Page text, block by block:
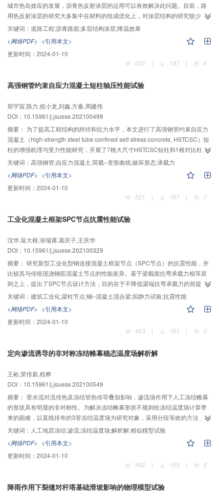
好地应用于洪水演进过程的模拟预警及灾情评估，为洪水灾害管理决策提供技
术支撑。
城市热岛效应的发展，沥青热反射涂层的运用可以有效解决此问题。目前，路
用热反射涂层的研究大多集中在材料的组成优化上，对涂层结构的研究较少，
受单层结构涂层的限制，沥青热反射涂层降温性能发展面临着持续的挑战。针
对此问题，本文提出了一种由反射涂层、辐射涂层和隔热涂层组成的３层结构
降温涂层，用于沥青路面上可有效降低路面温度。通过室内降温试验研究了多
层结构降温涂层中组成材料的最佳掺量和各涂层的最佳用量，并研究了多层降
温涂层的结构组合形式。试验结果表明：钛白粉、中空玻璃微珠和远红外陶瓷
佳用量分别为0.6、0.3和0.3 kg/m2；着色颜料的加入会降低涂层的降温效果；
增添辐射层增加涂层降温达3.70 ℃，在反射涂层下增添隔热层可以增加涂层内
部降温达1.10 ℃，其中，3层结构降温涂层以反射层作为表面层、辐射层作为
中间层、隔热层作为底层的组合形式降温效果最佳，表面和内部降温幅度可达
10.45和9.22 ℃。与单层热反射涂层相比，多层结构降温涂层降温效果更佳，
能更有效降低沥青路面温度。
关键词： 道路工程;沥青路面;多层结构涂层;降温效果
<网络PDF> <引用本文>
更新时间： 2024-01-10
602
| 197 | 8
高强钢管约束自应力混凝土短柱轴压性能试验
郑宇宙,陈力,祝小龙,刘鑫,方秦,周建伟
DOI：10.15961/j.jsuese.202100499
摘要： 为了提高工程结构的跨径和抗力水平，本文进行了高强钢管约束自应力
混凝土（high-strength steel tube confined self-stress concrete, HSTCSC）短
柱的增强机理与受力性能研究，开展了7根大尺寸HSTCSC短柱和1根对比柱的
轴压性能试验，试验中所有试件的套箍系数均大于3；讨论自应力混凝土强度、
截面类型和截面空心率等因素对HSTCSC短柱的轴压性能影响规律。结果表
明：1）自应力混凝土短柱具有明显的脆性劈裂或剪切破坏特征，而HSTCSC短
柱具有较好的变形能力和较高的承载力，发生腰鼓型屈曲破坏。2）自应力混凝
土在圆形截面高强钢管约束条件下养护比在无约束条件下养护具有更高的弹性
高了HSTCSC短柱的轴压受力性能。3）自应力混凝土强度和截面空心率的增加
柱受力性能的提升幅度有限，双层圆形截面HSTCSC短柱强化段具有更高的刚
度，明显优于单层圆形截面HSTCSC短柱的受力性能。4）圆形截面高强钢管对
自应力混凝土的约束能力优于方形截面高强钢管，自应力混凝土强度的增加对
方形截面HSTCSC短柱轴压性能的影响不明显，且空心率的增加会显著降低双
层方形截面HSTCSC短柱的变形性能。
关键词： 高强钢管;自应力混凝土;荷载–变形曲线;破坏形态;承载力
<网络PDF> <引用本文>
更新时间： 2024-01-10
521
| 187 | 1
工业化混凝土框架SPC节点抗震性能试验
沈华,翁大根,张瑞甫,葛庆子,王庆华
DOI：10.15961/j.jsuese.202100329
摘要： 研究新型工业化型钢连接混凝土框架节点（SPC节点）的抗震性能，并
比较其与传统现浇钢筋混凝土节点的性能差异。基于梁截面抗弯承载力相等原
则之上，提出了SPC节点设计方法，目的在于不降低梁端抗弯承载力的前提
上，实现梁端塑性铰转移至H型钢段的削弱截面RBS处。试验采用位移加载制
度，分别对SPC节点和对应现浇节点进行低周往复拟静力试验，重点比较两种
节点的破坏特征、承载能力、变形能力、耗能能力和关键部位的应变。结果表
明：SPC节点的裂缝分布与现浇节点相近，混凝土最大裂缝宽度得到了有效控
制；SPC节点的屈服荷载略高于现浇节点，而极限荷载和延性系数得到显著提
点程度更小，力学性能更为稳定；SPC节点比现浇节点滞回曲线更为饱满，具
破坏机制，表明提出设计方法和构造措施合理有效。由试验结果可知，SPC节
点与传统现浇节点相比具有更优的抗震性能，且节点变形和损伤主要集中于型
钢截面部分，便于震后快速修复与加固。
关键词： 建筑工业化;梁柱节点;钢–混凝土混合梁;拟静力试验;抗震性能
<网络PDF> <引用本文>
更新时间： 2024-01-10
483
| 181 | 0
定向渗流诱导的非对称冻结帷幕稳态温度场解析解
王彬,荣传新,程桦
DOI：10.15961/j.jsuese.202100549
摘要： 受水流对流传热及冻结管热传导叠加影响，渗流场作用下人工冻结帷幕
的形状具有明显的非对称性。为解决冻结帷幕形状不规则给冻结温度场计算带
来的困难，以直线排布的3管冻结温度场为研究对象，采用分段等效的方法，对
该类冻结帷幕的形状进行简化；基于稳态温度场的求解理论，推导得出定向渗
流作用下非对称冻结帷幕稳态温度场解析解，以及冻结帷幕厚度、平均温度的
计算公式；自主构建水热耦合物理模型试验系统，并开展不同流速条件下3管冻
结温度场演化规律的模型试验，对公式的合理性进行验证。结果表明：关键轴
线上冻结温度的计算值与试验结果吻合程度较高，解析解的合理性得到模型试
层中存在渗流场时，冻结温度场变化过程较为复杂，但冻结帷幕的平均温度整
关键词： 人工地层冻结;渗流;冻结温度场;解析解;相似模型试验
<网络PDF> <引用本文>
更新时间： 2024-01-10
592
| 153 | 5
降雨作用下裂缝对杆塔基础滑坡影响的物理模型试验